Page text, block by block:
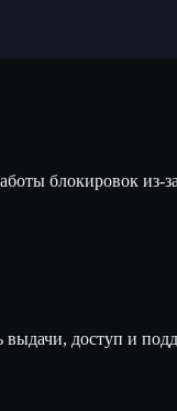
блокировок
доступ и